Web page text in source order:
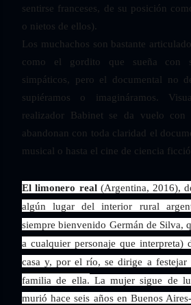
sentirse franceses, de su posición
o nietos de ellos).
Los muchachos son bastante
como el gordito que sueña con
simpáticos, pero el documental no
supiéramos o imagináramos.
realizador Babinet se da vuelo con
abandonan con toda claridad el
musical o hasta el cine de ciencia
El limonero real (Argentina, 2016),
algún lugar del interior rural
siempre bienvenido Germán de Silva,
a cualquier personaje que interpreta)
casa y, por el río, se dirige a
familia de ella. La mujer sigue de
murió hace seis años en Buenos